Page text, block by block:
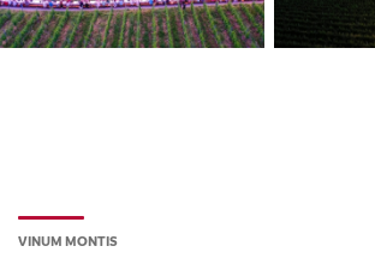
VINUM MONTIS